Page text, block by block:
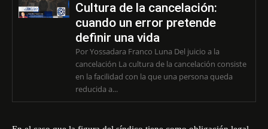
Cultura de la cancelación:
cuando un error pretende
definir una vida
Por Yossadara Franco Luna Del juicio a la
cancelación La cultura de la cancelación consiste
en la facilidad con la que una persona queda
reducida a...